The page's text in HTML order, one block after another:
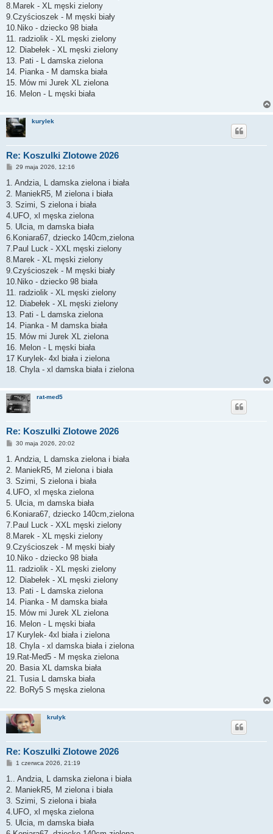
8.Marek - XL męski zielony
9.Czyścioszek - M męski biały
10.Niko - dziecko 98 biała
11. radziolik - XL męski zielony
12. Diabełek - XL męski zielony
13. Pati - L damska zielona
14. Pianka - M damska biała
15. Mów mi Jurek XL zielona
16. Melon - L męski biała
kurylek
Re: Koszulki Zlotowe 2026
P
s
29 maja 2026, 12:16
1. Andzia, L damska zielona i biała
2. ManiekR5, M zielona i biała
3. Szimi, S zielona i biała
4.UFO, xl męska zielona
5. Ulcia, m damska biała
6.Koniara67, dziecko 140cm,zielona
7.Paul Luck - XXL męski zielony
8.Marek - XL męski zielony
9.Czyścioszek - M męski biały
10.Niko - dziecko 98 biała
11. radziolik - XL męski zielony
12. Diabełek - XL męski zielony
13. Pati - L damska zielona
14. Pianka - M damska biała
15. Mów mi Jurek XL zielona
16. Melon - L męski biała
17 Kurylek- 4xl biała i zielona
18. Chyla - xl damska biała i zielona
rat-med5
Re: Koszulki Zlotowe 2026
P
s
30 maja 2026, 20:02
1. Andzia, L damska zielona i biała
2. ManiekR5, M zielona i biała
3. Szimi, S zielona i biała
4.UFO, xl męska zielona
5. Ulcia, m damska biała
6.Koniara67, dziecko 140cm,zielona
7.Paul Luck - XXL męski zielony
8.Marek - XL męski zielony
9.Czyścioszek - M męski biały
10.Niko - dziecko 98 biała
11. radziolik - XL męski zielony
12. Diabełek - XL męski zielony
13. Pati - L damska zielona
14. Pianka - M damska biała
15. Mów mi Jurek XL zielona
16. Melon - L męski biała
17 Kurylek- 4xl biała i zielona
18. Chyla - xl damska biała i zielona
19.Rat-Med5 - M męska zielona
20. Basia XL damska biała
21. Tusia L damska biała
22. BoRy5 S męska zielona
krulyk
Re: Koszulki Zlotowe 2026
P1 czerwca 2026, 21:19
1.. Andzia, L damska zielona i biała
2. ManiekR5, M zielona i biała
3. Szimi, S zielona i biała
4.UFO, xl męska zielona
5. Ulcia, m damska biała